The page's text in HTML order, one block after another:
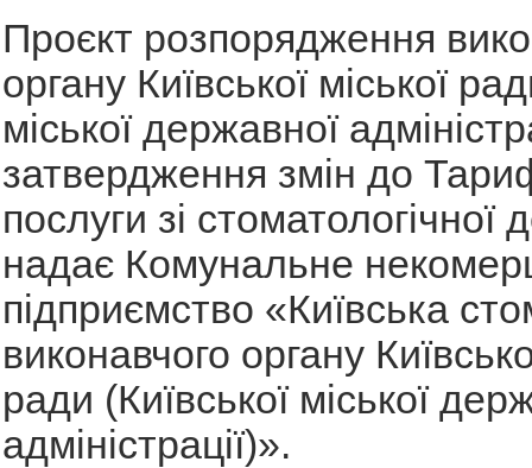
Проєкт розпорядження
органу Київської міської
міської державної
затвердження змін до
послуги зі стоматологічної
надає Комунальне
підприємство «Київська
виконавчого органу
ради (Київської міської
адміністрації)».